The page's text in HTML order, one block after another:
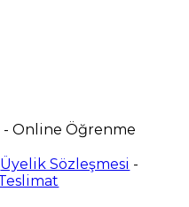
Online Öğrenme
Üyelik Sözleşmesi -